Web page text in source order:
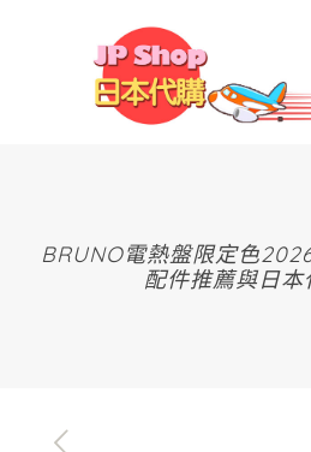
BRUNO電熱盤限定色
配件推薦與日本